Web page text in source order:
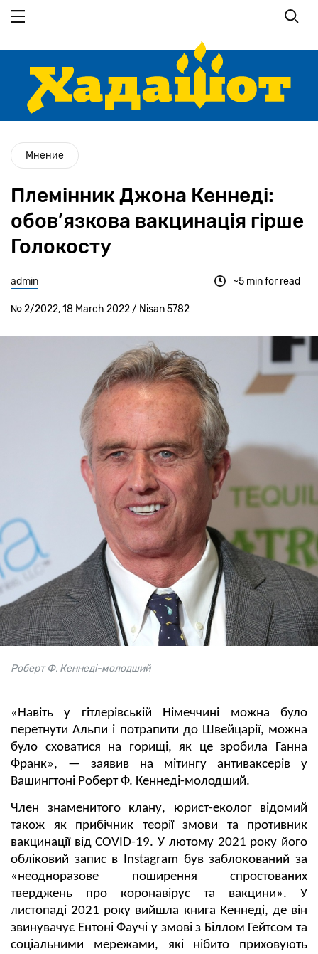
основного
Мнение
Племінник Джона Кеннеді:
обов’язкова вакцинація гірше
Голокосту
admin
№ 2/2022, 18 March 2022 / Nisan 5782
~5 min for read
Роберт Ф. Кеннеді-молодший
«Навіть у гітлерівській Німеччині можна було
перетнути Альпи і потрапити до Швейцарії, можна
було сховатися на горищі, як це зробила Ганна
Франк», — заявив на мітингу антиваксерів у
Вашингтоні Роберт Ф. Кеннеді-молодший.
Член знаменитого клану, юрист-еколог відомий
також як прибічник теорії змови та противник
вакцинації від COVID-19. У лютому 2021 року його
обліковий запис в Instagram був заблокований за
«неодноразове поширення спростованих
тверджень про коронавірус та вакцини». У
листопаді 2021 року вийшла книга Кеннеді, де він
звинувачує Ентоні Фаучі у змові з Біллом Гейтсом та
соціальними мережами, які нібито приховують